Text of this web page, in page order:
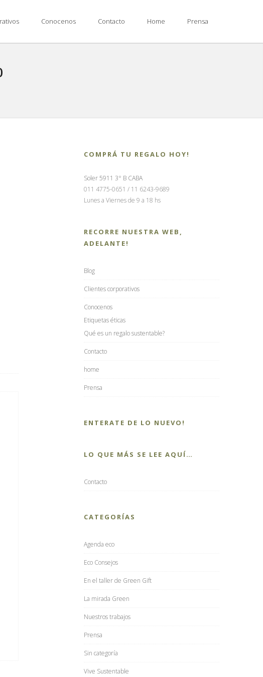
Conocenos Contacto Home Prensa
COMPRÁ TU REGALO HOY!
Soler 5911 3° B CABA
011 4775-0651 / 11 6243-9689
Lunes a Viernes de 9 a 18 hs
RECORRE NUESTRA WEB,
ADELANTE!
Blog
Clientes corporativos
Conocenos
Etiquetas éticas
Qué es un regalo sustentable?
Contacto
home
Prensa
ENTERATE DE LO NUEVO!
LO QUE MÁS SE LEE AQUÍ…
Contacto
CATEGORÍAS
Agenda eco
Eco Consejos
En el taller de Green Gift
La mirada Green
Nuestros trabajos
Prensa
Sin categoría
Vive Sustentable